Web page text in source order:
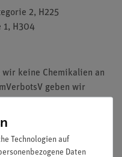
2, H225
1, H304
wir keine Chemikalien an
geben wir
Untersuchungs und
Technologien auf
Daten